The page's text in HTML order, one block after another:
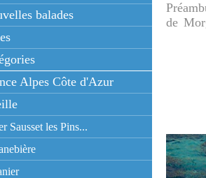
balades
Alpes Côte d'Azur
Sausset les Pins...
de